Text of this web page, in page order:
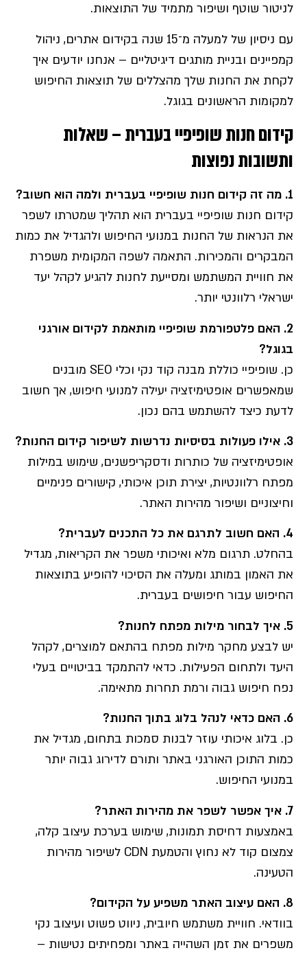
לניטור שוטף ושיפור מתמיד של התוצאות.
עם ניסיון של למעלה מ־15 שנה בקידום אתרים, ניהול
קמפיינים ובניית מותגים דיגיטליים – אנחנו יודעים איך
לקחת את החנות שלך מהצללים של תוצאות החיפוש
למקומות הראשונים בגוגל.
קידום חנות שופיפיי בעברית – שאלות
ותשובות נפוצות
1. מה זה קידום חנות שופיפיי בעברית ולמה הוא חשוב?
קידום חנות שופיפיי בעברית הוא תהליך שמטרתו לשפר
את הנראות של החנות במנועי החיפוש ולהגדיל את כמות
המבקרים והמכירות. התאמה לשפה המקומית משפרת
את חוויית המשתמש ומסייעת לחנות להגיע לקהל יעד
ישראלי רלוונטי יותר.
2. האם פלטפורמת שופיפיי מותאמת לקידום אורגני
בגוגל?
כן. שופיפיי כוללת מבנה קוד נקי וכלי SEO מובנים
שמאפשרים אופטימיזציה יעילה למנועי חיפוש, אך חשוב
לדעת כיצד להשתמש בהם נכון.
3. אילו פעולות בסיסיות נדרשות לשיפור קידום החנות?
אופטימיזציה של כותרות ודסקריפשנים, שימוש במילות
מפתח רלוונטיות, יצירת תוכן איכותי, קישורים פנימיים
וחיצוניים ושיפור מהירות האתר.
4. האם חשוב לתרגם את כל התכנים לעברית?
בהחלט. תרגום מלא ואיכותי משפר את הקריאות, מגדיל
את האמון במותג ומעלה את הסיכוי להופיע בתוצאות
החיפוש עבור חיפושים בעברית.
5. איך לבחור מילות מפתח לחנות?
יש לבצע מחקר מילות מפתח בהתאם למוצרים, לקהל
היעד ולתחום הפעילות. כדאי להתמקד בביטויים בעלי
נפח חיפוש גבוה ורמת תחרות מתאימה.
6. האם כדאי לנהל בלוג בתוך החנות?
כן. בלוג איכותי עוזר לבנות סמכות בתחום, מגדיל את
כמות התוכן האורגני באתר ותורם לדירוג גבוה יותר
במנועי החיפוש.
7. איך אפשר לשפר את מהירות האתר?
באמצעות דחיסת תמונות, שימוש בערכת עיצוב קלה,
צמצום קוד לא נחוץ והטמעת CDN לשיפור מהירות
הטעינה.
8. האם עיצוב האתר משפיע על הקידום?
בוודאי. חוויית משתמש חיובית, ניווט פשוט ועיצוב נקי
משפרים את זמן השהייה באתר ומפחיתים נטישות –